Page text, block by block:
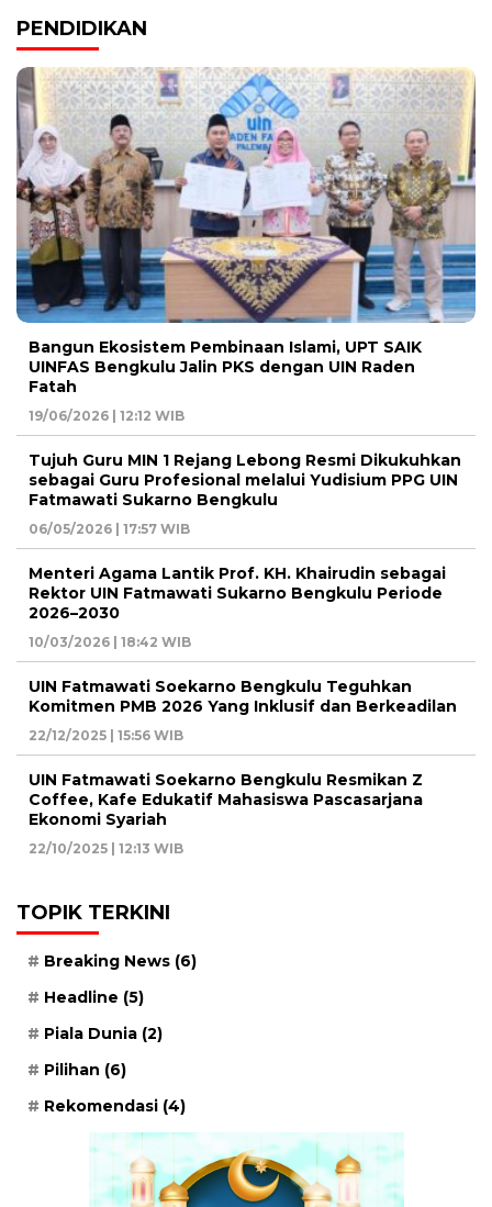
PENDIDIKAN
Bangun Ekosistem Pembinaan Islami, UPT SAIK
UINFAS Bengkulu Jalin PKS dengan UIN Raden
Fatah
19/06/2026 | 12:12 WIB
Tujuh Guru MIN 1 Rejang Lebong Resmi Dikukuhkan
sebagai Guru Profesional melalui Yudisium PPG UIN
Fatmawati Sukarno Bengkulu
06/05/2026 | 17:57 WIB
Menteri Agama Lantik Prof. KH. Khairudin sebagai
Rektor UIN Fatmawati Sukarno Bengkulu Periode
2026–2030
10/03/2026 | 18:42 WIB
UIN Fatmawati Soekarno Bengkulu Teguhkan
Komitmen PMB 2026 Yang Inklusif dan Berkeadilan
22/12/2025 | 15:56 WIB
UIN Fatmawati Soekarno Bengkulu Resmikan Z
Coffee, Kafe Edukatif Mahasiswa Pascasarjana
Ekonomi Syariah
22/10/2025 | 12:13 WIB
TOPIK TERKINI
Breaking News (6)
Headline (5)
Piala Dunia (2)
Pilihan (6)
Rekomendasi (4)